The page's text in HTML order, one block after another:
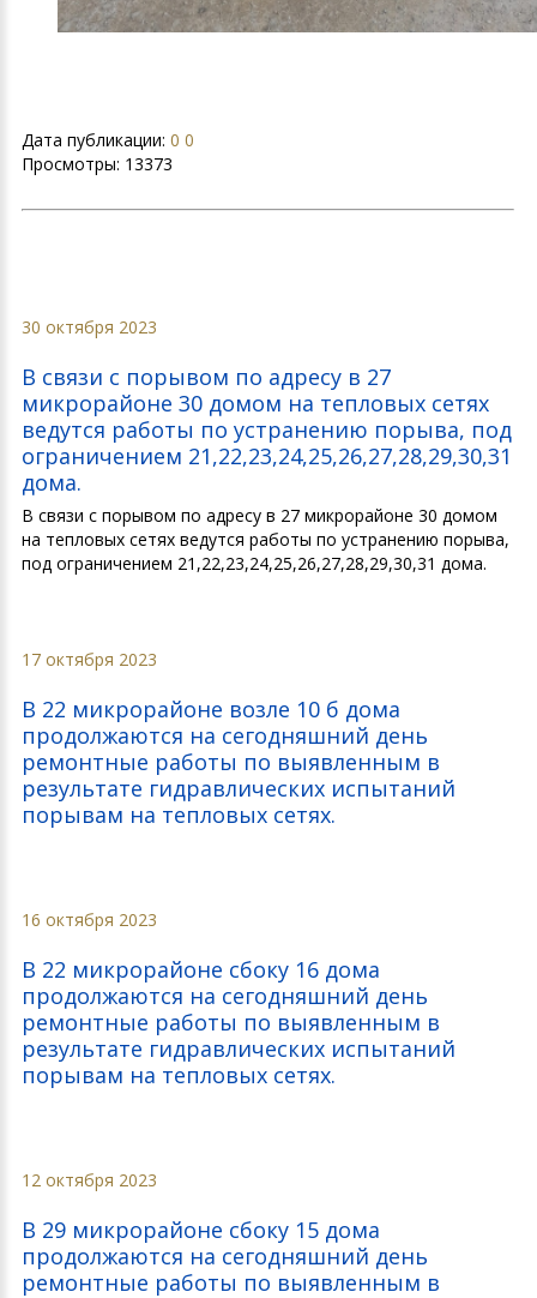
Дата публикации: 0 0
Просмотры: 13373
30 октября 2023
В связи с порывом по адресу в 27
микрорайоне 30 домом на тепловых сетях
ведутся работы по устранению порыва, под
ограничением 21,22,23,24,25,26,27,28,29,30,31
дома.
В связи с порывом по адресу в 27 микрорайоне 30 домом
на тепловых сетях ведутся работы по устранению порыва,
под ограничением 21,22,23,24,25,26,27,28,29,30,31 дома.
17 октября 2023
В 22 микрорайоне возле 10 б дома
продолжаются на сегодняшний день
ремонтные работы по выявленным в
результате гидравлических испытаний
порывам на тепловых сетях.
16 октября 2023
В 22 микрорайоне сбоку 16 дома
продолжаются на сегодняшний день
ремонтные работы по выявленным в
результате гидравлических испытаний
порывам на тепловых сетях.
12 октября 2023
В 29 микрорайоне сбоку 15 дома
продолжаются на сегодняшний день
ремонтные работы по выявленным в